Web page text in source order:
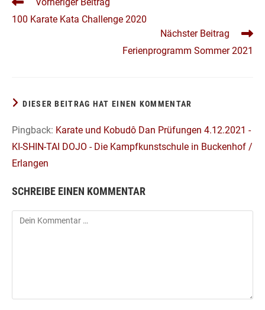
ANSEHEN
100 Karate Kata Challenge 2020
Nächster Beitrag
Ferienprogramm Sommer 2021
DIESER BEITRAG HAT EINEN KOMMENTAR
Pingback: Karate und Kobudô Dan Prüfungen 4.12.2021 -
KI-SHIN-TAI DOJO - Die Kampfkunstschule in Buckenhof /
Erlangen
SCHREIBE EINEN KOMMENTAR
Kommentar